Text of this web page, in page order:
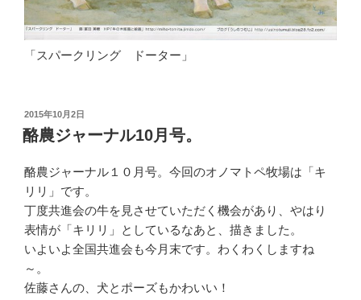
「スパークリング ドーター」
投
稿
日:
2015年10月2日
酪農ジャーナル10月号。
酪農ジャーナル１０月号。今回のオノマトペ牧場は「キ
リリ」です。
丁度共進会の牛を見させていただく機会があり、やはり
表情が「キリリ」としているなあと、描きました。
いよいよ全国共進会も今月末です。わくわくしますね
～。
佐藤さんの、犬とポーズもかわいい！